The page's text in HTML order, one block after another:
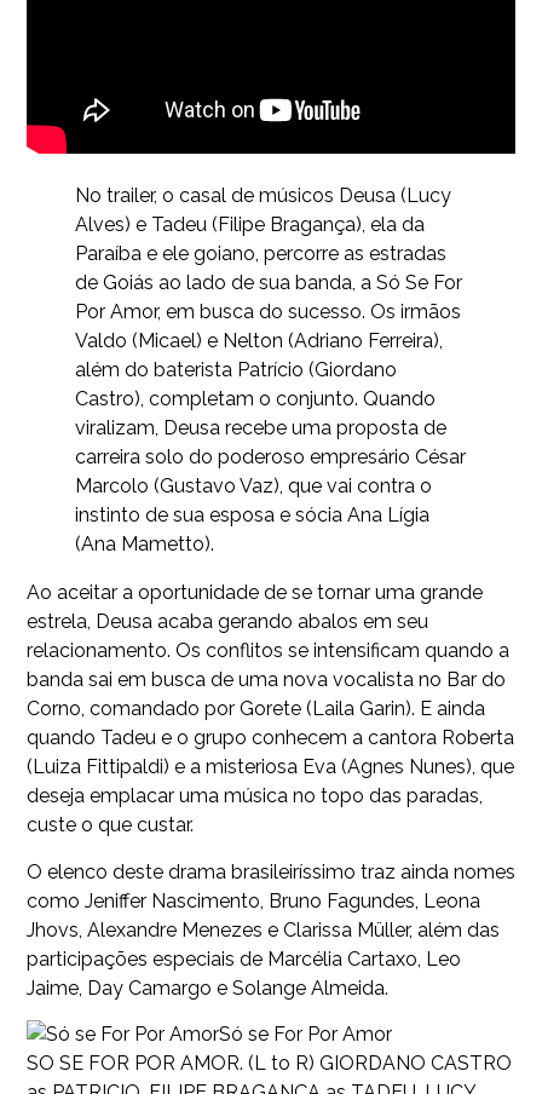
No trailer, o casal de músicos Deusa (Lucy
Alves) e Tadeu (Filipe Bragança), ela da
Paraíba e ele goiano, percorre as estradas
de Goiás ao lado de sua banda, a Só Se For
Por Amor, em busca do sucesso. Os irmãos
Valdo (Micael) e Nelton (Adriano Ferreira),
além do baterista Patrício (Giordano
Castro), completam o conjunto. Quando
viralizam, Deusa recebe uma proposta de
carreira solo do poderoso empresário César
Marcolo (Gustavo Vaz), que vai contra o
instinto de sua esposa e sócia Ana Lígia
(Ana Mametto).
Ao aceitar a oportunidade de se tornar uma grande
estrela, Deusa acaba gerando abalos em seu
relacionamento. Os conflitos se intensificam quando a
banda sai em busca de uma nova vocalista no Bar do
Corno, comandado por Gorete (Laila Garin). E ainda
quando Tadeu e o grupo conhecem a cantora Roberta
(Luiza Fittipaldi) e a misteriosa Eva (Agnes Nunes), que
deseja emplacar uma música no topo das paradas,
custe o que custar.
O elenco deste drama brasileiríssimo traz ainda nomes
como Jeniffer Nascimento, Bruno Fagundes, Leona
Jhovs, Alexandre Menezes e Clarissa Müller, além das
participações especiais de Marcélia Cartaxo, Leo
Jaime, Day Camargo e Solange Almeida.
Só se For Por Amor
SO SE FOR POR AMOR. (L to R) GIORDANO CASTRO